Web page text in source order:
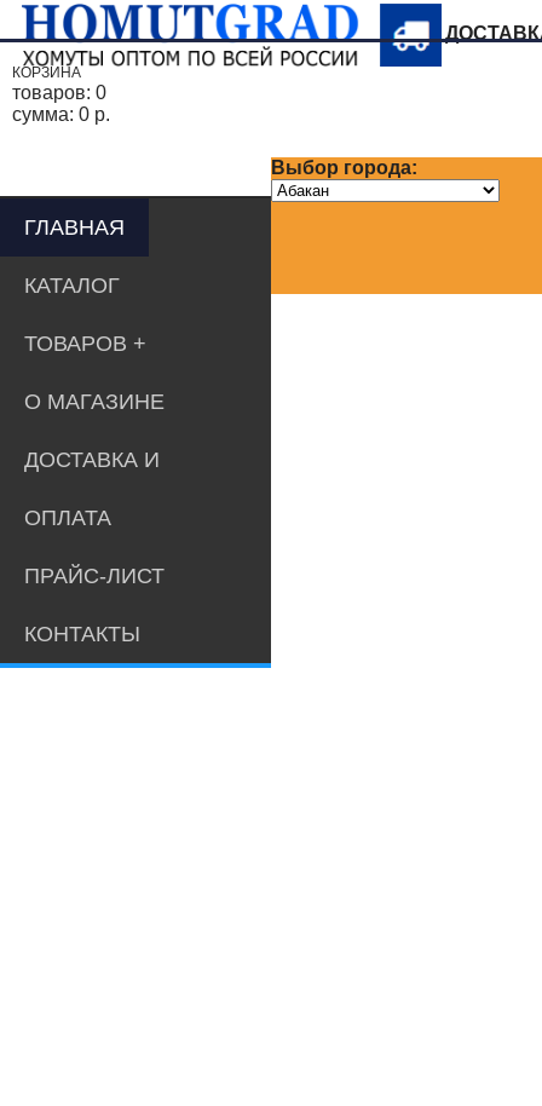
Выбор города:
КОРЗИНА
товаров: 0
сумма: 0 р.
ГЛАВНАЯ
КАТАЛОГ
ТОВАРОВ
О МАГАЗИНЕ
ДОСТАВКА И
ОПЛАТА
ПРАЙС-ЛИСТ
КОНТАКТЫ